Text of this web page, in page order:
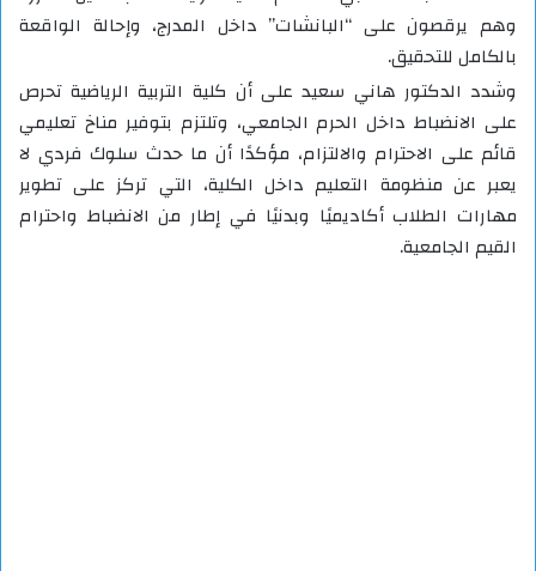
وهم يرقصون على “البانشات” داخل المدرج، وإحالة الواقعة
بالكامل للتحقيق.
وشدد الدكتور هاني سعيد على أن كلية التربية الرياضية تحرص
على الانضباط داخل الحرم الجامعي، وتلتزم بتوفير مناخ تعليمي
قائم على الاحترام والالتزام، مؤكدًا أن ما حدث سلوك فردي لا
يعبر عن منظومة التعليم داخل الكلية، التي تركز على تطوير
مهارات الطلاب أكاديميًا وبدنيًا في إطار من الانضباط واحترام
القيم الجامعية.